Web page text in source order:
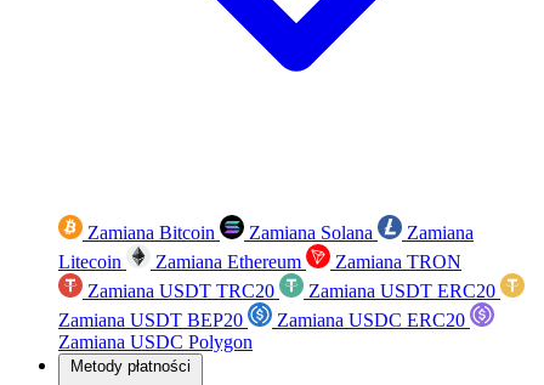
Zamiana Bitcoin Zamiana Solana
Zamiana
Litecoin
Zamiana Ethereum
Zamiana TRON
Zamiana USDT TRC20
Zamiana USDT ERC20
Zamiana USDT BEP20
Zamiana USDC ERC20
Zamiana USDC Polygon
Metody płatności